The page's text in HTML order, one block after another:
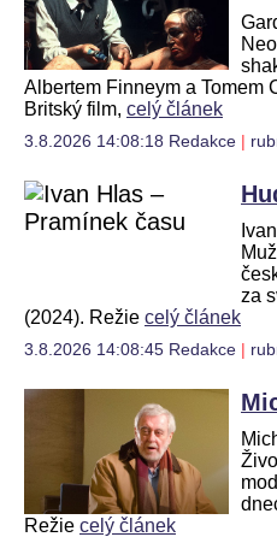
Albertem Finneym a Tomem
Britský film, celý článek
3.8.2026 14:08:18 Redakce
za
(2024). Režie celý článek
3.8.2026 14:08:45 Redakce
Režie celý článek